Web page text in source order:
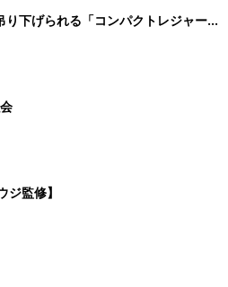
り下げられる「コンパクトレジャーシ
監修】